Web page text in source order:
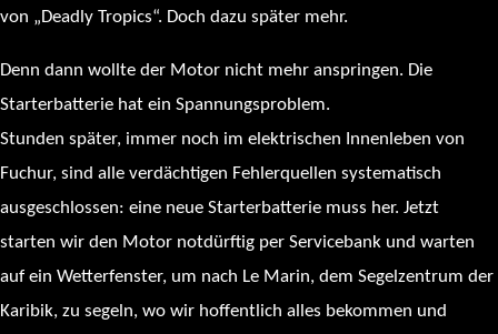
von „Deadly Tropics“. Doch dazu später mehr.
Denn dann wollte der Motor nicht mehr anspringen. Die
Starterbatterie hat ein Spannungsproblem.
Stunden später, immer noch im elektrischen Innenleben von
Fuchur, sind alle verdächtigen Fehlerquellen systematisch
ausgeschlossen: eine neue Starterbatterie muss her. Jetzt
starten wir den Motor notdürftig per Servicebank und warten
auf ein Wetterfenster, um nach Le Marin, dem Segelzentrum der
Karibik, zu segeln, wo wir hoffentlich alles bekommen und